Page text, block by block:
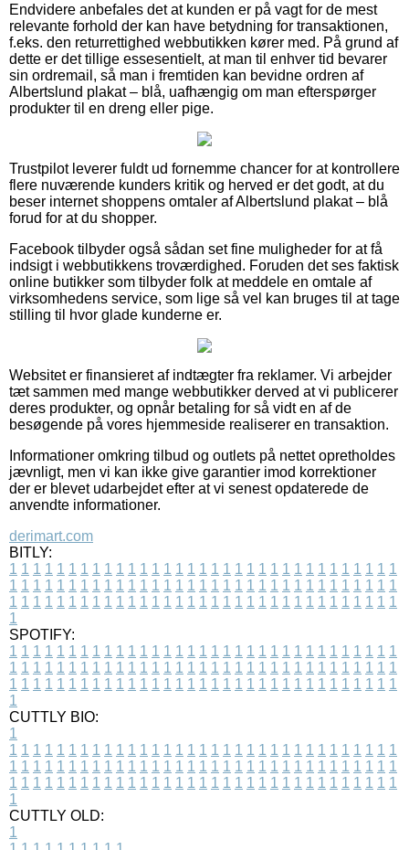
Endvidere anbefales det at kunden er på vagt for de mest
relevante forhold der kan have betydning for transaktionen,
f.eks. den returrettighed webbutikken kører med. På grund af
dette er det tillige essesentielt, at man til enhver tid bevarer
sin ordremail, så man i fremtiden kan bevidne ordren af
Albertslund plakat – blå, uafhængig om man efterspørger
produkter til en dreng eller pige.
Trustpilot leverer fuldt ud fornemme chancer for at kontrollere
flere nuværende kunders kritik og herved er det godt, at du
beser internet shoppens omtaler af Albertslund plakat – blå
forud for at du shopper.
Facebook tilbyder også sådan set fine muligheder for at få
indsigt i webbutikkens troværdighed. Foruden det ses faktisk
online butikker som tilbyder folk at meddele en omtale af
virksomhedens service, som lige så vel kan bruges til at tage
stilling til hvor glade kunderne er.
Websitet er finansieret af indtægter fra reklamer. Vi arbejder
tæt sammen med mange webbutikker derved at vi publicerer
deres produkter, og opnår betaling for så vidt en af de
besøgende på vores hjemmeside realiserer en transaktion.
Informationer omkring tilbud og outlets på nettet opretholdes
jævnligt, men vi kan ikke give garantier imod korrektioner
der er blevet udarbejdet efter at vi senest opdaterede de
anvendte informationer.
derimart.com
BITLY:
1 1 1 1 1 1 1 1 1 1 1 1 1 1 1 1 1 1 1 1 1 1 1 1 1 1 1 1 1 1 1 1 1
1 1 1 1 1 1 1 1 1 1 1 1 1 1 1 1 1 1 1 1 1 1 1 1 1 1 1 1 1 1 1 1 1
1 1 1 1 1 1 1 1 1 1 1 1 1 1 1 1 1 1 1 1 1 1 1 1 1 1 1 1 1 1 1 1 1
1
SPOTIFY:
1 1 1 1 1 1 1 1 1 1 1 1 1 1 1 1 1 1 1 1 1 1 1 1 1 1 1 1 1 1 1 1 1
1 1 1 1 1 1 1 1 1 1 1 1 1 1 1 1 1 1 1 1 1 1 1 1 1 1 1 1 1 1 1 1 1
1 1 1 1 1 1 1 1 1 1 1 1 1 1 1 1 1 1 1 1 1 1 1 1 1 1 1 1 1 1 1 1 1
1
CUTTLY BIO:
1
1 1 1 1 1 1 1 1 1 1 1 1 1 1 1 1 1 1 1 1 1 1 1 1 1 1 1 1 1 1 1 1 1
1 1 1 1 1 1 1 1 1 1 1 1 1 1 1 1 1 1 1 1 1 1 1 1 1 1 1 1 1 1 1 1 1
1 1 1 1 1 1 1 1 1 1 1 1 1 1 1 1 1 1 1 1 1 1 1 1 1 1 1 1 1 1 1 1 1
1
CUTTLY OLD:
1